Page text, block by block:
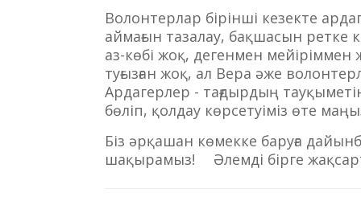
Волонтерлар бірінші кезекте
аймағын тазалау, бақшасын ретке
аз-көбі жоқ, дегенмен мейіріммен
туғызған жоқ, ал Вера әже
Ардагерлер - тағдырдың тауқыметін
бөліп, қолдау көрсетуіміз өте
Біз әрқашан көмекке баруға
шақырамыз! ⠀ Әлемді бірге